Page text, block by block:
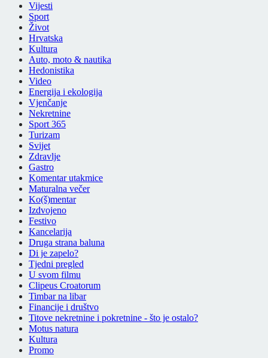
Vijesti
Sport
Život
Hrvatska
Kultura
Auto, moto & nautika
Hedonistika
Video
Energija i ekologija
Vjenčanje
Nekretnine
Sport 365
Turizam
Svijet
Zdravlje
Gastro
Komentar utakmice
Maturalna večer
Ko(š)mentar
Izdvojeno
Festivo
Kancelarija
Druga strana baluna
Di je zapelo?
Tjedni pregled
U svom filmu
Clipeus Croatorum
Timbar na libar
Financije i društvo
Titove nekretnine i pokretnine - što je ostalo?
Motus natura
Kultura
Promo